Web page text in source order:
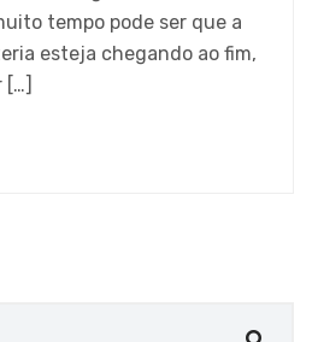
tempo pode ser que a
esteja chegando ao fim,
[…]